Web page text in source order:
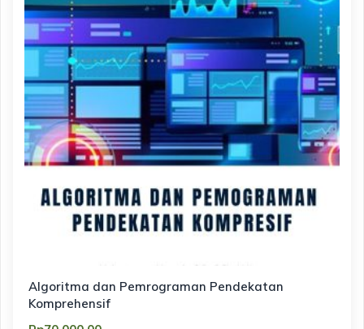
Algoritma dan Pemrograman Pendekatan
Komprehensif